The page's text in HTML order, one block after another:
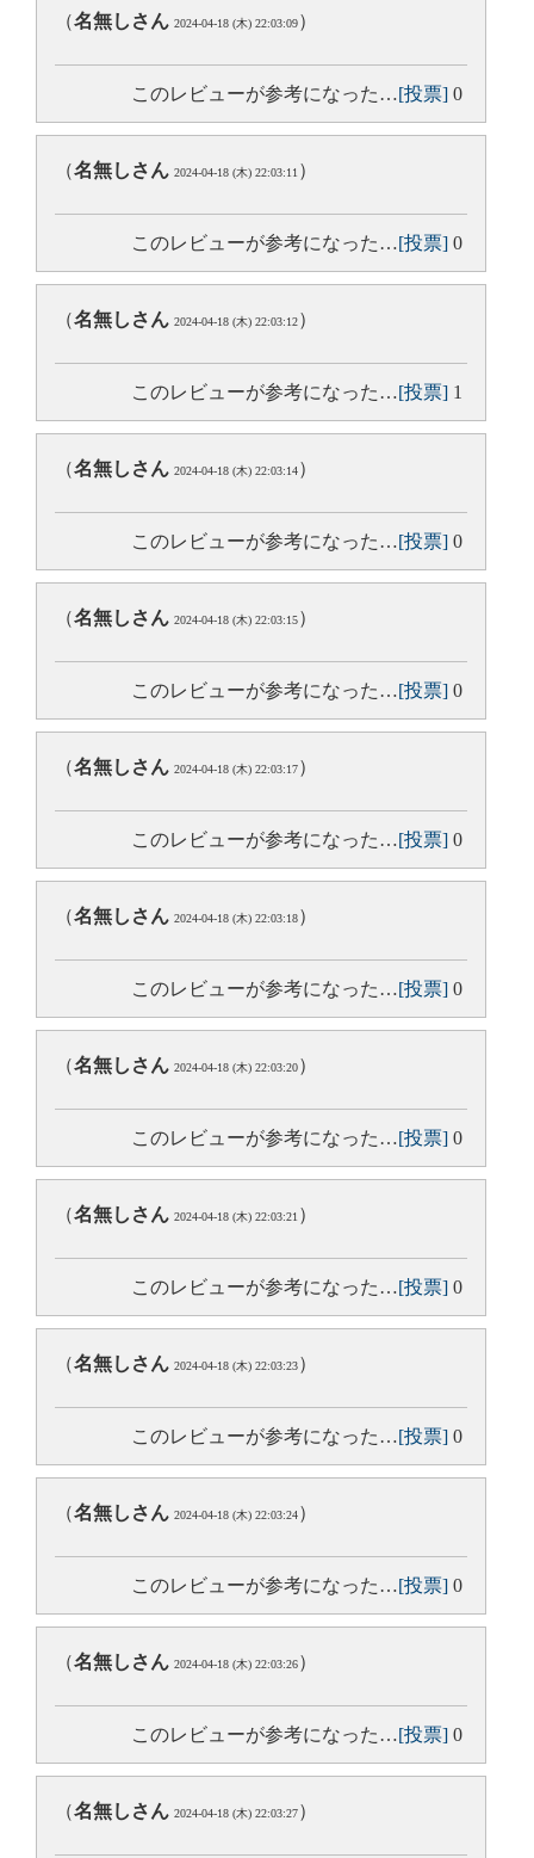
（名無しさん 2024-04-18 (木) 22:03:09）
このレビューが参考になった…[投票] 0
（名無しさん 2024-04-18 (木) 22:03:11 ）
このレビューが参考になった…[投票] 0
（名無しさん 2024-04-18 (木) 22:03:12）
このレビューが参考になった…[投票] 1
（名無しさん 2024-04-18 (木) 22:03:14）
このレビューが参考になった…[投票] 0
（名無しさん 2024-04-18 (木) 22:03:15）
このレビューが参考になった…[投票] 0
（名無しさん 2024-04-18 (木) 22:03:17）
このレビューが参考になった…[投票] 0
（名無しさん 2024-04-18 (木) 22:03:18）
このレビューが参考になった…[投票] 0
（名無しさん 2024-04-18 (木) 22:03:20）
このレビューが参考になった…[投票] 0
（名無しさん 2024-04-18 (木) 22:03:21 ）
このレビューが参考になった…[投票] 0
（名無しさん 2024-04-18 (木) 22:03:23）
このレビューが参考になった…[投票] 0
（名無しさん 2024-04-18 (木) 22:03:24）
このレビューが参考になった…[投票] 0
（名無しさん 2024-04-18 (木) 22:03:26）
このレビューが参考になった…[投票] 0
（名無しさん 2024-04-18 (木) 22:03:27）